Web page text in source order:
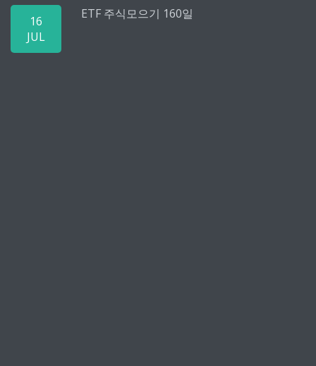
16
JUL
ETF 주식모으기 160일